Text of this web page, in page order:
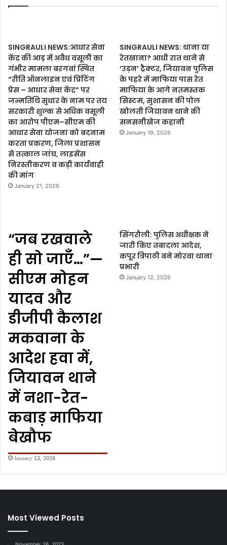
SINGRAULI NEWS:आधार सेवा
केंद्र की आड़ में अवैध वसूली का
गंभीर मामला बरगवां स्थित
“रीति ऑनलाइन एवं प्रिंटिंग
प्रेस – आधार सेवा केंद्र” पर
जन्मतिथि सुधार के नाम पर तय
सरकारी शुल्क से अधिक वसूली
का आरोप पीएम–सीएम की
आधार सेवा योजना को बदनाम
करता प्रकरण, जिला प्रशासन
से तत्काल जांच, लाइसेंस
निरस्तीकरण व कड़ी कार्यवाही
की मांग
January 21, 2026
SINGRAULI NEWS: थाना या
रेतखाना? आधी रात थाने से
‘उड़न’ ट्रैक्टर, जियावन पुलिस
के पहरे में माफिया पास रेत
माफिया के आगे नतमस्तक
सिस्टम, सुशासन की पोल
खोलती जियावन थाने की
सनसनीखेज कहानी
January 19, 2026
“जब रखवाले
ही सो जाएँ…”—
सीएम मोहन
यादव और
डीजीपी कैलाश
मकवाना के
आदेश हवा में,
जियावन थाने
में नशा-रेत-
कबाड़ माफिया
बेखौफ
January 13, 2026
सिंगरौली: पुलिस अधीक्षक ने
जारी किए तबादला आदेश,
कपूर त्रिपाठी बने मोरवा थाना
प्रभारी
January 12, 2026
Most Viewed Posts